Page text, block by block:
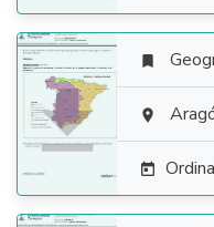



